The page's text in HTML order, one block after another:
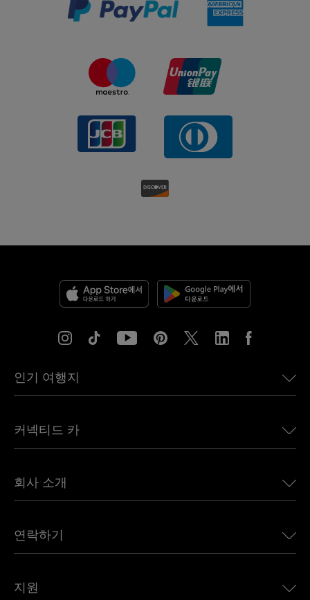
인기 여행지
유럽용 eSIM
캐나다용 eSIM
아프리카용 eSIM
모든 목적지 보기
커넥티드 카
Land Rover용 Ubigi
Jeep용 Ubigi
Mini용 Ubigi
회사 소개
언론에 소개된 Ubigi
Ubigi 앱
연락하기
제휴 프로그램
지원